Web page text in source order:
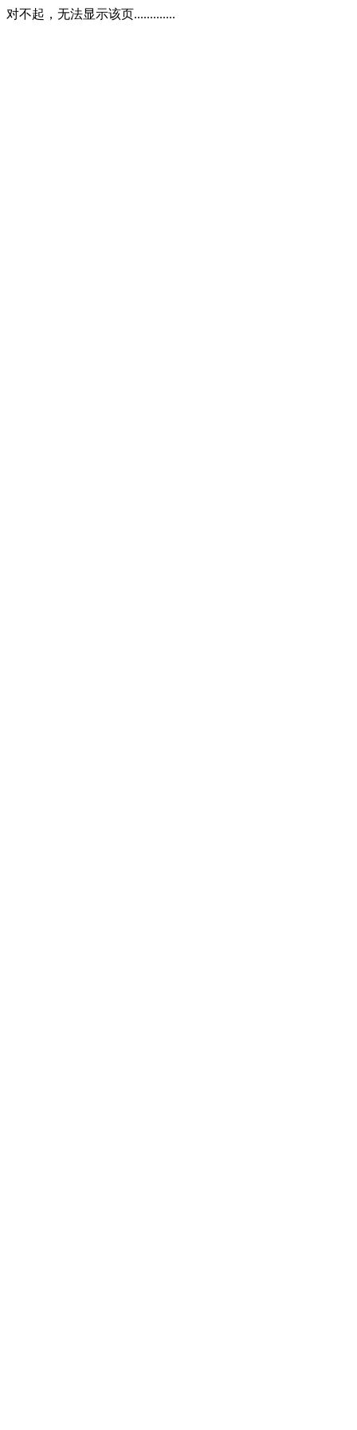
对不起，无法显示该页.............